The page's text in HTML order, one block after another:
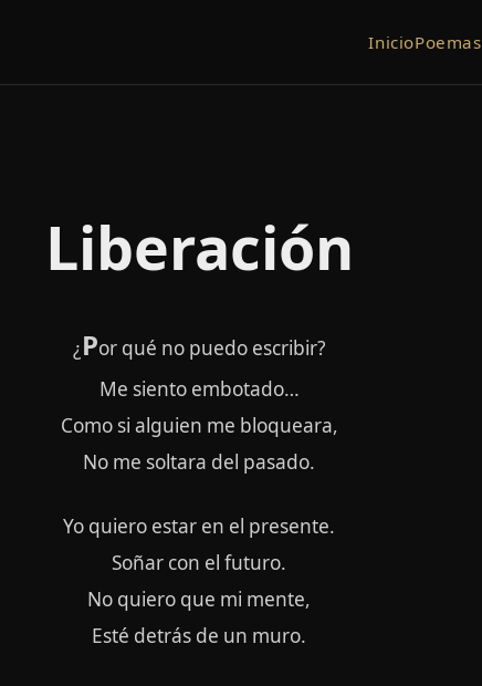
InicioPoemas
Liberación
¿Por qué no puedo escribir?
Me siento embotado…
Como si alguien me bloqueara,
No me soltara del pasado.
Yo quiero estar en el presente.
Soñar con el futuro.
No quiero que mi mente,
Esté detrás de un muro.